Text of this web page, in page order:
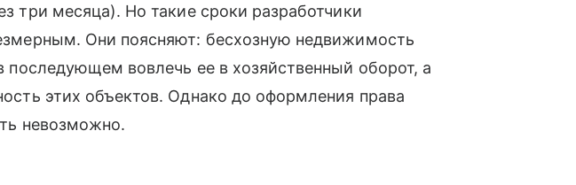
три месяца). Но такие сроки разработчики
Они поясняют: бесхозную недвижимость
последующем вовлечь ее в хозяйственный оборот, а
этих объектов. Однако до оформления права
невозможно.